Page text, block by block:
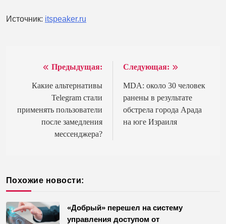
Источник: itspeaker.ru
Навигация
записям
Предыдущая:
Какие альтернативы
Telegram стали
применять пользователи
после замедления
мессенджера?
Следующая:
MDA: около 30 человек
ранены в результате
обстрела города Арада
на юге Израиля
Похожие новости:
«Добрый» перешел на систему
управления доступом от